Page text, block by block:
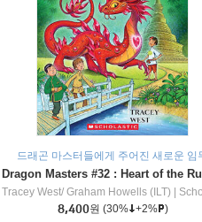
드래곤 마스터들에게 주어진 새로운 임
Tracey West/ Graham Howells (ILT)
8,400원 (30% +2% )